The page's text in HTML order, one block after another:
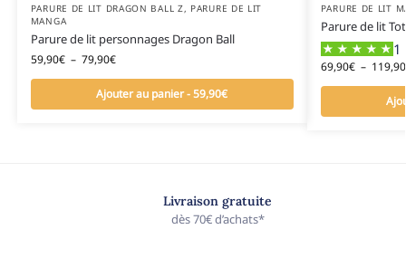
PARURE DE LIT DRAGON BALL Z, PARURE DE LIT
MANGA
Parure de lit personnages Dragon Ball
59,90€ – 79,90€
Ajouter au panier - 59,90€
PARURE DE LIT
Parure de lit
1
69,90€ – 119,90
Livraison gratuite
dès 70€ d’achats*